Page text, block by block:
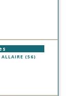
ALLAIRE (56)